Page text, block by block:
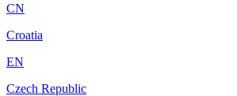
CN
Croatia
EN
Czech Republic